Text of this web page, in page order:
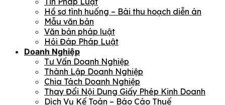
Hồ sơ tình huống – Bài thu hoạch diễn án
Mẫu văn bản
Văn bản pháp luật
Hỏi Đáp Pháp Luật
Doanh Nghiệp
Tư Vấn Doanh Nghiệp
Thành Lập Doanh Nghiệp
Chia Tách Doanh Nghiệp
Thay Đổi Nội Dung Giấy Phép Kinh Doanh
Dịch Vụ Kế Toán – Báo Cáo Thuế